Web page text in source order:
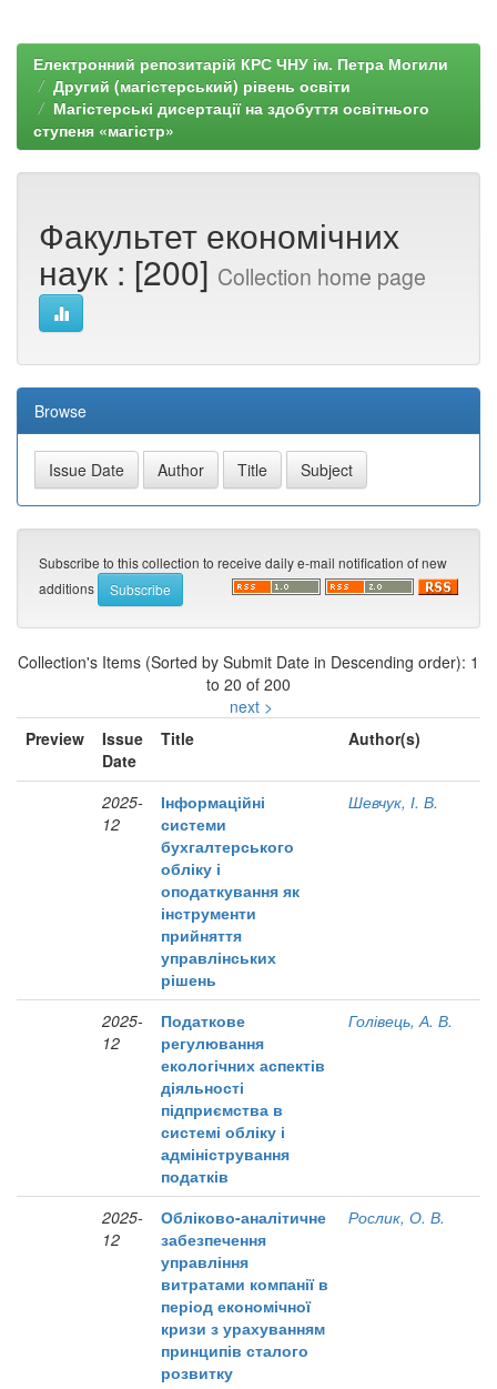
Електронний репозитарій КРС ЧНУ ім. Петра Могили
Другий (магістерський) рівень освіти
Магістерські дисертації на здобуття освітнього
ступеня «магістр»
Факультет економічних
наук : [200] Collection home page
Browse
Subscribe to this collection to receive daily e-mail notification of new
additions
Collection's Items (Sorted by Submit Date in Descending order): 1
to 20 of 200
next >
Preview
Issue
Date
Title Author(s)
2025-
12
Інформаційні
системи
бухгалтерського
обліку і
оподаткування як
інструменти
прийняття
управлінських
рішень
Шевчук, І. В.
2025-
12
Податкове
регулювання
екологічних аспектів
діяльності
підприємства в
системі обліку і
адміністрування
податків
Голівець, А. В.
2025-
12
Обліково-аналітичне
забезпечення
управління
витратами компанії в
період економічної
кризи з урахуванням
принципів сталого
розвитку
Рослик, О. В.